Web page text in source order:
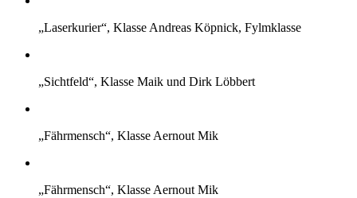
„Laserkurier“, Klasse Andreas Köpnick, Fylmklasse
„Sichtfeld“, Klasse Maik und Dirk Löbbert
„Fährmensch“, Klasse Aernout Mik
„Fährmensch“, Klasse Aernout Mik